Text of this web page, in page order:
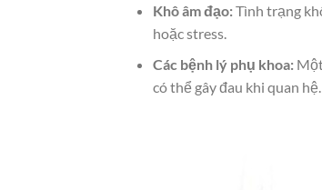
Khô âm đạo:Tình trạng
hoặc stress.
Các bệnh lý phụ khoa:Một
có thể gây đau khi quan hệ.